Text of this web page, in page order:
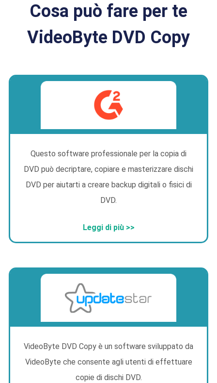
Cosa può fare per te
VideoByte DVD Copy
Questo software professionale per la copia di
DVD può decriptare, copiare e masterizzare dischi
DVD per aiutarti a creare backup digitali o fisici di
DVD.
Leggi di più >>
VideoByte DVD Copy è un software sviluppato da
VideoByte che consente agli utenti di effettuare
copie di dischi DVD.